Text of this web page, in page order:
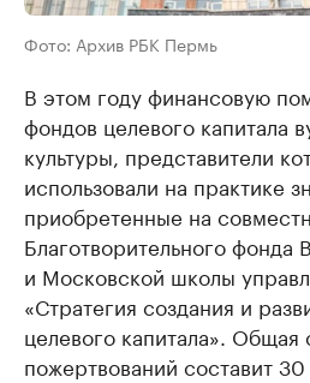
Фото: Архив РБК Пермь
В этом году финансовую
фондов целевого капитала
культуры, представители
использовали на практике
приобретенные на
Благотворительного фонда
и Московской школы
«Стратегия создания и
целевого капитала». Общая
пожертвований составит